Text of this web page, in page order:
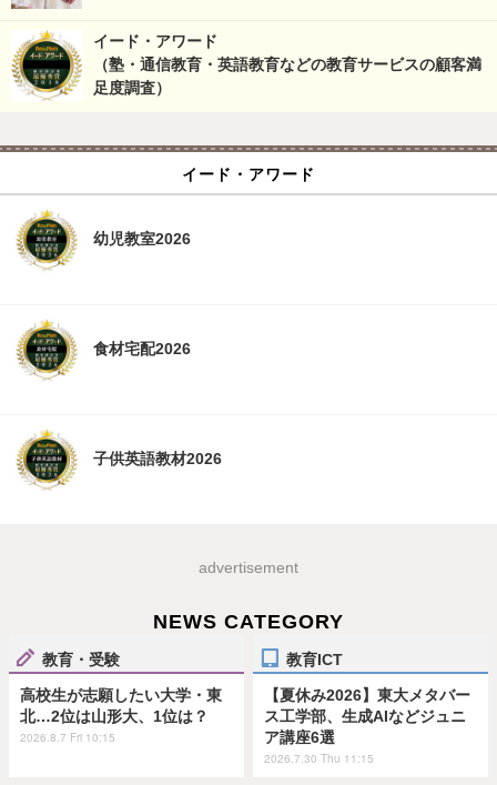
イード・アワード
（塾・通信教育・英語教育などの教育サービスの顧客満
足度調査）
イード・アワード
幼児教室2026
食材宅配2026
子供英語教材2026
advertisement
NEWS CATEGORY
教育・受験
高校生が志願したい大学・東
北…2位は山形大、1位は？
2026.8.7 Fri 10:15
教育ICT
【夏休み2026】東大メタバー
ス工学部、生成AIなどジュニ
ア講座6選
2026.7.30 Thu 11:15